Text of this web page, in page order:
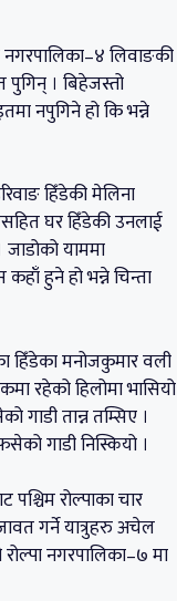
नगरपालिका–४ लिवाङकी
पुगिन् । बिहेजस्तो
नपुगिने हो कि भन्ने
हिँडेकी मेलिना
घर हिँडेकी उनलाई
याममा
हुने हो भन्ने चिन्ता
हिँडेका मनोजकुमार वली
रहेको हिलोमा भासियो
गाडी तान्न तम्सिए ।
गाडी निस्कियो ।
रोल्पाका चार
गर्ने यात्रुहरु अचेल
नगरपालिका–७ मा